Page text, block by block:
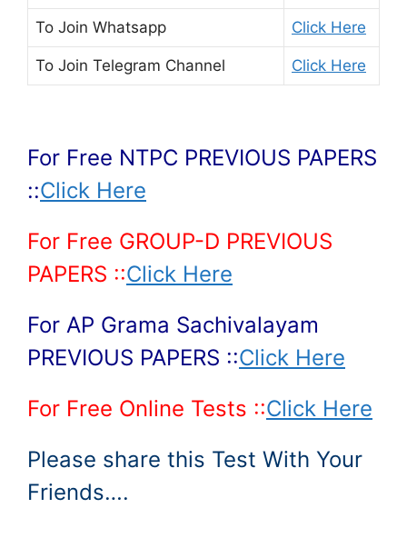
To Join Whatsapp Click Here
To Join Telegram Channel Click Here
For Free NTPC PREVIOUS PAPERS
::Click Here
For Free GROUP-D PREVIOUS
PAPERS ::Click Here
For AP Grama Sachivalayam
PREVIOUS PAPERS ::Click Here
For Free Online Tests ::Click Here
Please share this Test With Your
Friends….